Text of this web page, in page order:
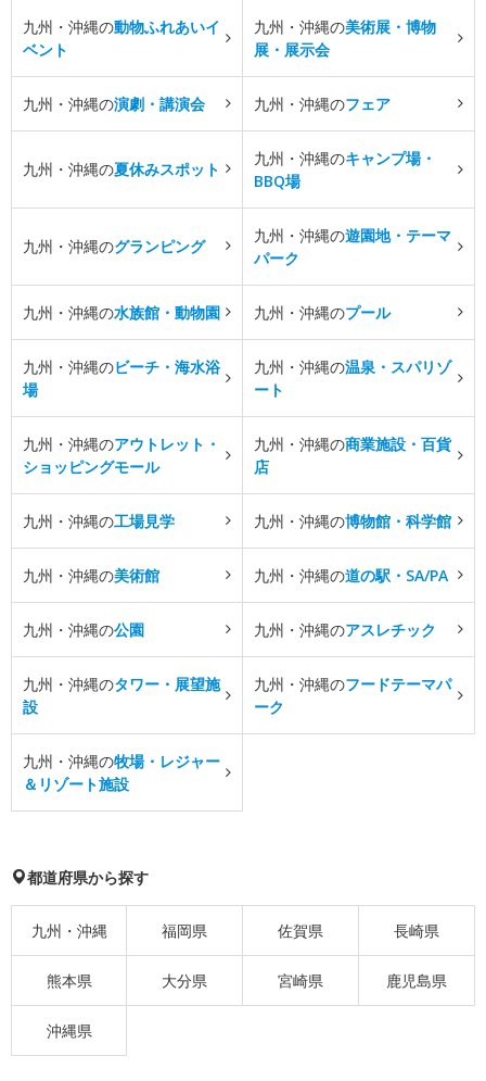
九州・沖縄の動物ふれあいイ
ベント
九州・沖縄の美術展・博物
展・展示会
九州・沖縄の演劇・講演会 九州・沖縄のフェア
九州・沖縄の夏休みスポット
九州・沖縄のキャンプ場・
BBQ場
九州・沖縄のグランピング
九州・沖縄の遊園地・テーマ
パーク
九州・沖縄の水族館・動物園 九州・沖縄のプール
九州・沖縄のビーチ・海水浴
場
九州・沖縄の温泉・スパリゾ
ート
九州・沖縄のアウトレット・
ショッピングモール
九州・沖縄の商業施設・百貨
店
九州・沖縄の工場見学 九州・沖縄の博物館・科学館
九州・沖縄の美術館 九州・沖縄の道の駅・SA/PA
九州・沖縄の公園 九州・沖縄のアスレチック
九州・沖縄のタワー・展望施
設
九州・沖縄のフードテーマパ
ーク
九州・沖縄の牧場・レジャー
＆リゾート施設
都道府県から探す
九州・沖縄 福岡県 佐賀県 長崎県
熊本県 大分県 宮崎県 鹿児島県
沖縄県